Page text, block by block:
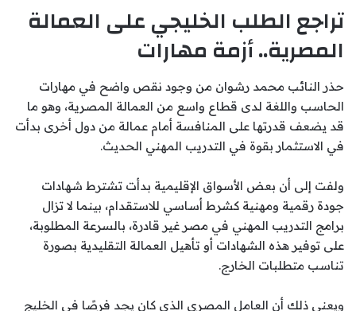
تراجع الطلب الخليجي على العمالة
المصرية.. أزمة مهارات
حذر النائب محمد رشوان من وجود نقص واضح في مهارات
الحاسب واللغة لدى قطاع واسع من العمالة المصرية، وهو ما
قد يضعف قدرتها على المنافسة أمام عمالة من دول أخرى بدأت
في الاستثمار بقوة في التدريب المهني الحديث.
ولفت إلى أن بعض الأسواق الإقليمية بدأت تشترط شهادات
جودة رقمية ومهنية كشرط أساسي للاستقدام، بينما لا تزال
برامج التدريب المهني في مصر غير قادرة، بالسرعة المطلوبة،
على توفير هذه الشهادات أو تأهيل العمالة التقليدية بصورة
تناسب متطلبات الخارج.
ويعني ذلك أن العامل المصري الذي كان يجد فرصًا في الخليج